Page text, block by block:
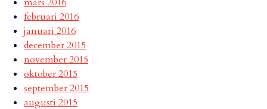
februari 2016
januari 2016
december 2015
november 2015
oktober 2015
september 2015
augusti 2015